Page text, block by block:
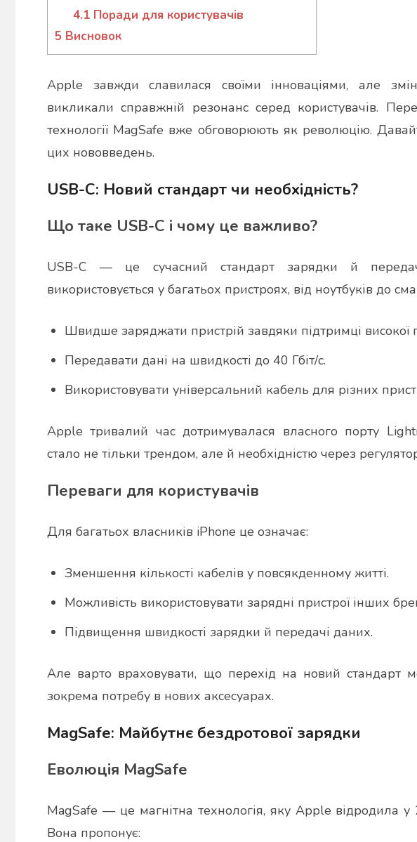
4.1Поради для користувачів
5 Висновок
Apple завжди славилася своїми інноваціями, але
викликали справжній резонанс серед користувачів.
технології MagSafe вже обговорюють як революцію.
цих нововведень.
USB-C: Новий стандарт чи необхідність?
Що таке USB-C і чому це важливо?
USB-C — це сучасний стандарт зарядки й
використовується у багатьох пристроях, від ноутбуків до
Швидше заряджати пристрій завдяки підтримці високої
Передавати дані на швидкості до 40 Гбіт/с.
Використовувати універсальний кабель для різних
Apple тривалий час дотримувалася власного порту
стало не тільки трендом, але й необхідністю через
Переваги для користувачів
Для багатьох власників iPhone це означає:
Зменшення кількості кабелів у повсякденному житті.
Можливість використовувати зарядні пристрої інших
Підвищення швидкості зарядки й передачі даних.
Але варто враховувати, що перехід на новий стандарт
зокрема потребу в нових аксесуарах.
MagSafe: Майбутнє бездротової зарядки
Еволюція MagSafe
MagSafe — це магнітна технологія, яку Apple відродила у
Вона пропонує: